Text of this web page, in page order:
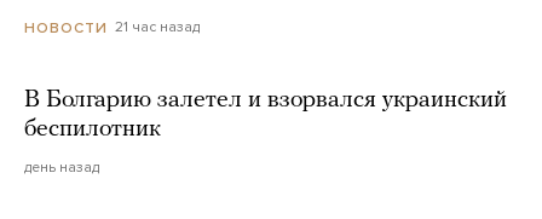
НОВОСТИ 21 час назад
В Болгарию залетел и взорвался украинский
беспилотник
день назад